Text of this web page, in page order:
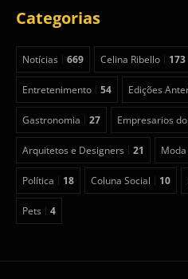
Categorias
Notícias 669 Celina Ribello 173
Entretenimento 54 Edições
Gastronomia 27 Empresarios
Arquitetos e Designers 21 Moda
Política 18 Coluna Social 10
Pets 4